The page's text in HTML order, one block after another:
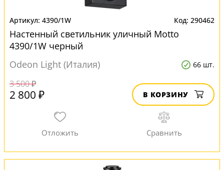
4390/1W 290462
Настенный светильник уличный Motto
4390/1W черный
Odeon Light (Италия)
66 шт.
3 500 ₽
2 800 ₽ В КОРЗИНУ